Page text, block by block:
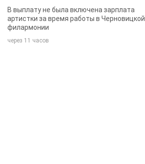
певица
В выплату не была включена зарплата
артистки за время работы в Черновицкой
филармонии
через 11 часов